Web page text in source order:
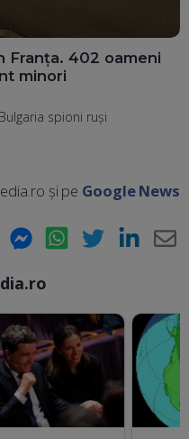
Franța. 402 oameni
minori
Bulgaria spioni ruși
și pe Google News
Facebook Messenger WhatsApp Twitter LinkedIn